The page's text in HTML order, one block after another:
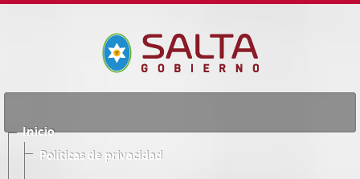
Inicio
Políticas de privacidad